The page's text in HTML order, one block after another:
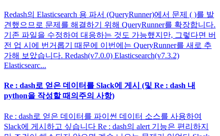
Redash의 Elasticsearch 용 파서 (QueryRunner)에서 문제 ( )를 발
견했으므로 문제를 해결하기 위해 QueryRunner를 확장합니다.
기존 파일을 수정하여 대응하는 것도 가능했지만, 그렇다면 버
전 업 시에 번거롭기 때문에 이번에는 QueryRunner를 새로 추
가해 보았습니다. Redash(v7.0.0) Elasticsearch(v7.3.2)
Elasticsearc...
Re : dash로 얻은 데이터를 Slack에 게시 (및 Re : dash 내
python을 작성할 때의주의 사항)
Re : dash로 얻은 데이터를 파이썬 데이터 소스를 사용하여
Slack에 게시하고 싶습니다 Re : dash의 alert 기능은 편리하지